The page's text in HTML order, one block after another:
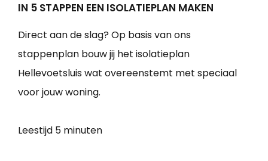
IN 5 STAPPEN EEN ISOLATIEPLAN MAKEN
Direct aan de slag? Op basis van ons
stappenplan bouw jij het isolatieplan
Hellevoetsluis wat overeenstemt met speciaal
voor jouw woning.
Leestijd 5 minuten